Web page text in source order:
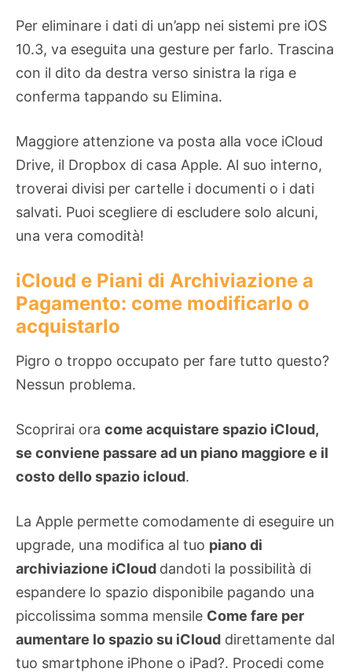
Per eliminare i dati di un’app nei sistemi pre iOS
10.3, va eseguita una gesture per farlo. Trascina
con il dito da destra verso sinistra la riga e
conferma tappando su Elimina.
Maggiore attenzione va posta alla voce iCloud
Drive, il Dropbox di casa Apple. Al suo interno,
troverai divisi per cartelle i documenti o i dati
salvati. Puoi scegliere di escludere solo alcuni,
una vera comodità!
iCloud e Piani di Archiviazione a
Pagamento: come modificarlo o
acquistarlo
Pigro o troppo occupato per fare tutto questo?
Nessun problema.
Scoprirai ora come acquistare spazio iCloud,
se conviene passare ad un piano maggiore e il
costo dello spazio icloud.
La Apple permette comodamente di eseguire un
upgrade, una modifica al tuo piano di
archiviazione iCloud dandoti la possibilità di
espandere lo spazio disponibile pagando una
piccolissima somma mensile Come fare per
aumentare lo spazio su iCloud direttamente dal
tuo smartphone iPhone o iPad?. Procedi come